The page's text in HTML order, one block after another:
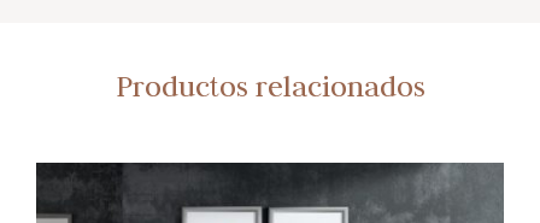
Productos relacionados